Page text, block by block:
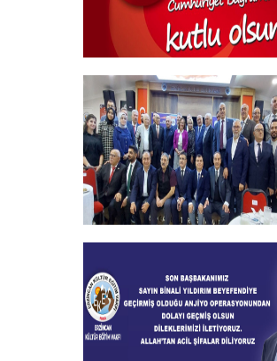
29 Ekim Cumhuriyet Bayramı
+
2024-2025 Burs Toplantısında 7000
+